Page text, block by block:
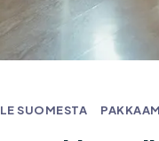
SUOMESTA